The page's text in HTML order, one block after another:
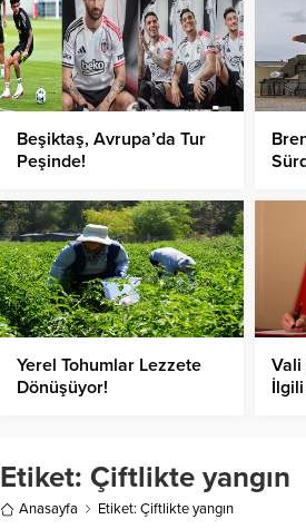
Beşiktaş, Avrupa’da Tur
Peşinde!
Yerel Tohumlar Lezzete
Dönüşüyor!
Vali
İlgili
Etiket: Çiftlikte yangın
Anasayfa Etiket: Çiftlikte yangın